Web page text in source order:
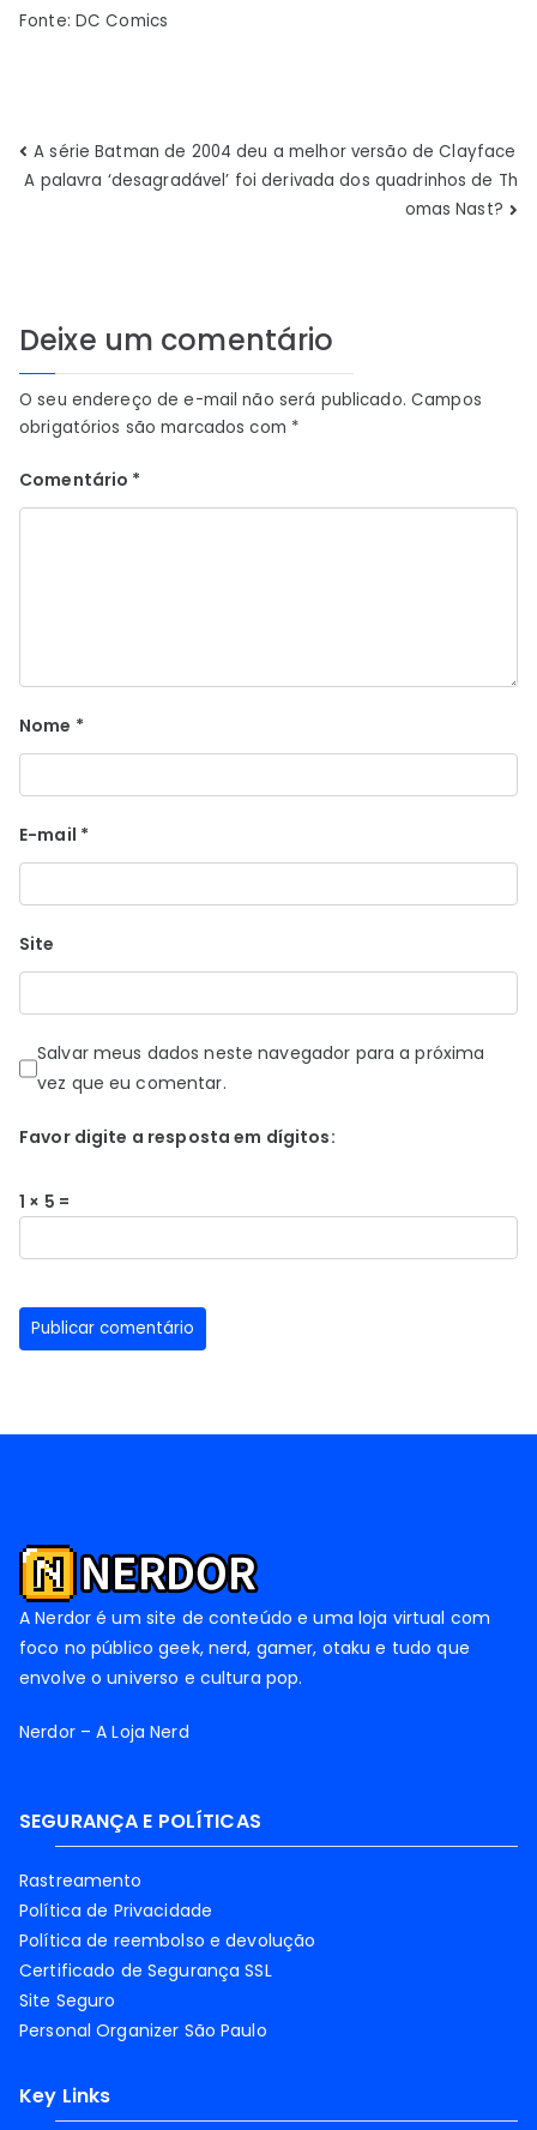
Fonte: DC Comics
Navegação
A série Batman de 2004 deu a melhor versão de Clayface
A palavra ‘desagradável’ foi derivada dos quadrinhos de Th
omas Nast?
Deixe um comentário
O seu endereço de e-mail não será publicado. Campos
obrigatórios são marcados com *
Comentário *
Nome *
E-mail *
Site
Salvar meus dados neste navegador para a próxima
vez que eu comentar.
Favor digite a resposta em dígitos:
1 × 5 =
A Nerdor é um site de conteúdo e uma loja virtual com
foco no público geek, nerd, gamer, otaku e tudo que
envolve o universo e cultura pop.
Nerdor – A Loja Nerd
SEGURANÇA E POLÍTICAS
Rastreamento
Política de Privacidade
Política de reembolso e devolução
Certificado de Segurança SSL
Site Seguro
Personal Organizer São Paulo
Key Links